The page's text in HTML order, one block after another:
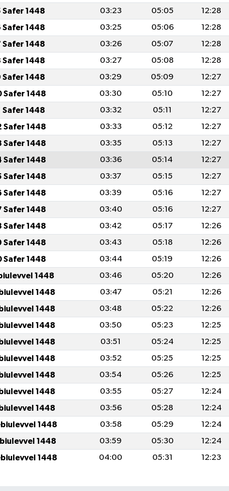
Safer 1448 03:23 05:05 12:28
Safer 1448 03:25 05:06 12:28
Safer 1448 03:26 05:07 12:28
Safer 1448 03:27 05:08 12:28
Safer 1448 03:29 05:09 12:27
Safer 1448 03:30 05:10 12:27
Safer 1448 03:32 05:11 12:27
Safer 1448 03:33 05:12 12:27
Safer 1448 03:35 05:13 12:27
Safer 1448 03:36 05:14 12:27
Safer 1448 03:37 05:15 12:27
Safer 1448 03:39 05:16 12:27
Safer 1448 03:40 05:16 12:27
Safer 1448 03:42 05:17 12:26
Safer 1448 03:43 05:18 12:26
Safer 1448 03:44 05:19 12:26
1448 03:46 05:20 12:26
1448 03:47 05:21 12:26
1448 03:48 05:22 12:26
1448 03:50 05:23 12:25
1448 03:51 05:24 12:25
1448 03:52 05:25 12:25
1448 03:54 05:26 12:25
1448 03:55 05:27 12:24
1448 03:56 05:28 12:24
1448 03:58 05:29 12:24
1448 03:59 05:30 12:24
1448 04:00 05:31 12:23